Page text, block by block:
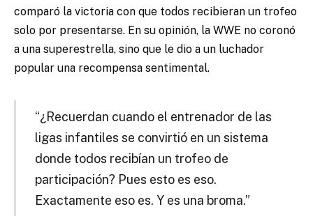
comparó la victoria con que todos recibieran un trofeo
solo por presentarse. En su opinión, la WWE no coronó
a una superestrella, sino que le dio a un luchador
popular una recompensa sentimental.
“¿Recuerdan cuando el entrenador de las
ligas infantiles se convirtió en un sistema
donde todos recibían un trofeo de
participación? Pues esto es eso.
Exactamente eso es. Y es una broma.”